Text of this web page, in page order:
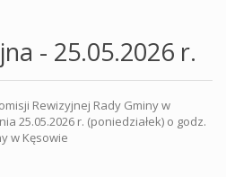
- 25.05.2026 r.
Rewizyjnej Rady Gminy w
25.05.2026 r. (poniedziałek) o godz.
w Kęsowie